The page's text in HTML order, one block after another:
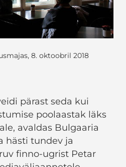
8. oktoobril 2018
pärast seda kui
poolaastak läks
avaldas Bulgaaria
hästi tundev ja
finno-ugrist Petar